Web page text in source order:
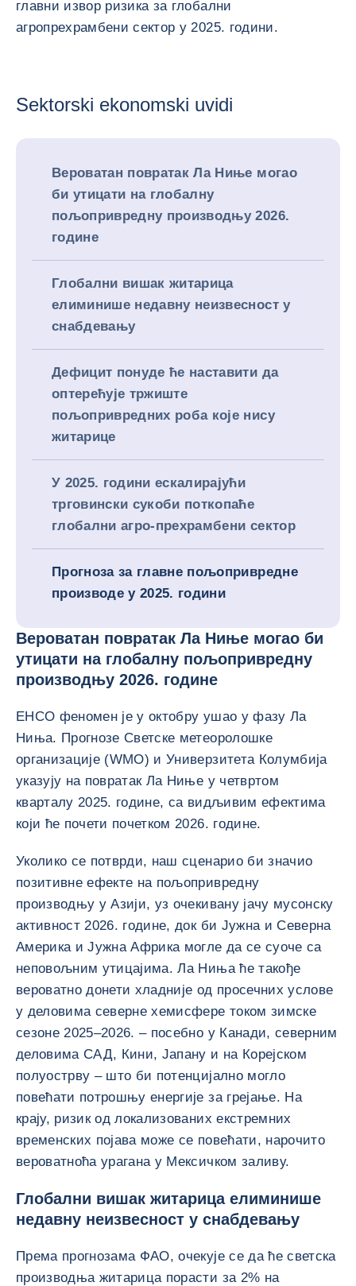
главни извор ризика за глобални
агропрехрамбени сектор у 2025. години.
Sektorski ekonomski uvidi
Вероватан повратак Ла Ниње могао
би утицати на глобалну
пољопривредну производњу 2026.
године
Глобални вишак житарица
елиминише недавну неизвесност у
снабдевању
Дефицит понуде ће наставити да
оптерећује тржиште
пољопривредних роба које нису
житарице
У 2025. години ескалирајући
трговински сукоби поткопаће
глобални агро-прехрамбени сектор
Прогноза за главне пољопривредне
производе у 2025. години
Вероватан повратак Ла Ниње могао би
утицати на глобалну пољопривредну
производњу 2026. године
ЕНСО феномен је у октобру ушао у фазу Ла
Ниња. Прогнозе Светске метеоролошке
организације (WMO) и Универзитета Колумбија
указују на повратак Ла Ниње у четвртом
кварталу 2025. године, са видљивим ефектима
који ће почети почетком 2026. године.
Уколико се потврди, наш сценарио би значио
позитивне ефекте на пољопривредну
производњу у Азији, уз очекивану јачу мусонску
активност 2026. године, док би Јужна и Северна
Америка и Јужна Африка могле да се суоче са
неповољним утицајима. Ла Ниња ће такође
вероватно донети хладније од просечних услове
у деловима северне хемисфере током зимске
сезоне 2025–2026. – посебно у Канади, северним
деловима САД, Кини, Јапану и на Корејском
полуострву – што би потенцијално могло
повећати потрошњу енергије за грејање. На
крају, ризик од локализованих екстремних
временских појава може се повећати, нарочито
вероватноћа урагана у Мексичком заливу.
Глобални вишак житарица елиминише
недавну неизвесност у снабдевању
Према прогнозама ФАО, очекује се да ће светска
производња житарица порасти за 2% на